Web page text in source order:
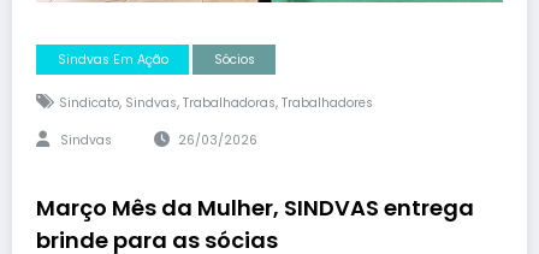
Sindvas Em Ação Sócios
Sindicato, Sindvas, Trabalhadoras, Trabalhadores
Sindvas 26/03/2026
Março Mês da Mulher, SINDVAS entrega
brinde para as sócias